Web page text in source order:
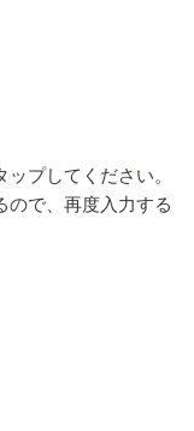
プしてください。
ので、再度入力する